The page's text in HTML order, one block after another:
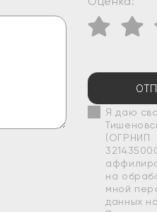
Я даю
(ОГРНИП
на
мной
данных